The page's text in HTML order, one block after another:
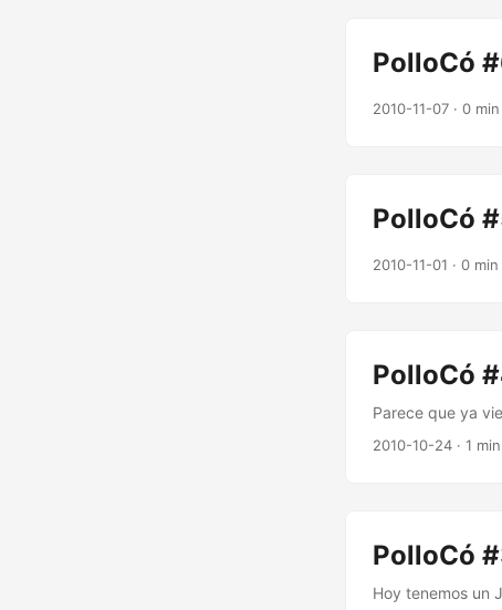
PolloCó
2010-11-07 · 0
PolloCó
2010-11-01 · 0
PolloCó
Parece que ya
2010-10-24 · 1
PolloCó
Hoy tenemos un